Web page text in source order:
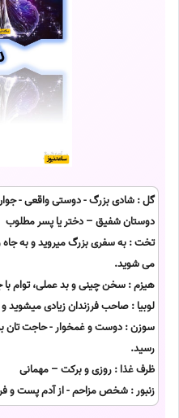
گل : شادی بزرگ - دوستی واقعی -
دوستان شفیق – دختر یا پسر مطلوب
تخت : به سفری بزرگ میروید و به
می شوید.
هیزم : سخن چینی و بد عملی، توام با
لوبیا : صاحب فرزندان زیادی
سوزن : دوست و غمخوار - حاجت تان
رسید.
ظرف غذا : روزی و برکت – مهمانی
زنبور : شخص مزاحم - از آدم پست و